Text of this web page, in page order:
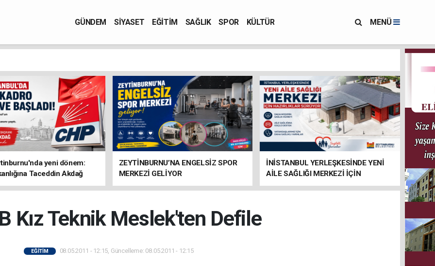
GÜNDEM SİYASET EĞİTİM SAĞLIK SPOR KÜLTÜR MENÜ
yeni dönem:
Taceddin Akdağ
ZEYTİNBURNU’NA ENGELSİZ SPOR
MERKEZİ GELİYOR
İNİSTANBUL YERLEŞKESİNDE YENİ
AİLE SAĞLIĞI MERKEZİ İÇİN
HAZIRLIKLAR SÜRÜYOR
Kız Teknik Meslek'ten Defile
EĞİTİM 08.05.2011 - 12:15, Güncelleme: 08.05.2011 - 12:15